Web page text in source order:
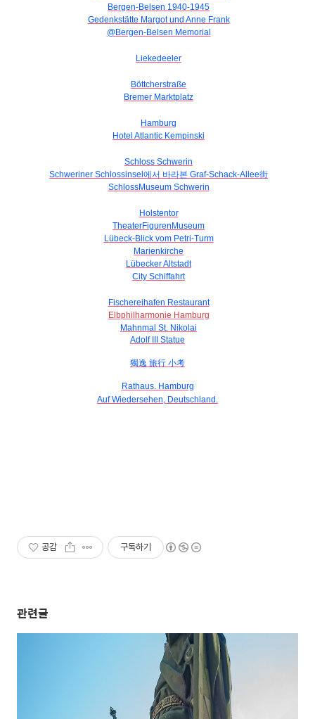
Bergen-Belsen 1940-1945
Gedenkstätte Margot und Anne Frank
@Bergen-Belsen Memorial
Liekedeeler
Böttcherstraße
Bremer Marktplatz
Hamburg
Hotel Atlantic Kempinski
Schloss Schwerin
Schweriner Schlossinsel에서 바라본 Graf-Schack-Allee街
SchlossMuseum Schwerin
Holstentor
TheaterFigurenMuseum
Lübeck-Blick vom Petri-Turm
Marienkirche
Lübecker Altstadt
City Schiffahrt
Fischereihafen Restaurant
Elbphilharmonie Hamburg
Mahnmal St. Nikolai
Adolf III Statue
獨逸 旅行 小考
Rathaus. Hamburg
Auf Wiedersehen, Deutschland.
공감 구독하기
관련글